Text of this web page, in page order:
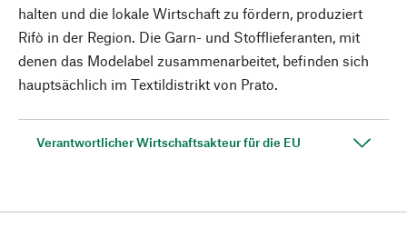
halten und die lokale Wirtschaft zu fördern, produziert
Rifò in der Region. Die Garn- und Stofflieferanten, mit
denen das Modelabel zusammenarbeitet, befinden sich
hauptsächlich im Textildistrikt von Prato.
Verantwortlicher Wirtschaftsakteur für die EU